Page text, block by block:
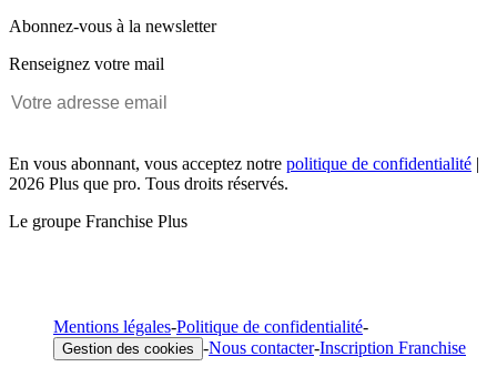
Abonnez-vous à la newsletter
Renseignez votre mail
En vous abonnant, vous acceptez notre politique de confidentialité |
2026 Plus que pro. Tous droits réservés.
Le groupe Franchise Plus
Mentions légales-Politique de confidentialité-
Gestion des cookies -Nous contacter-Inscription Franchise